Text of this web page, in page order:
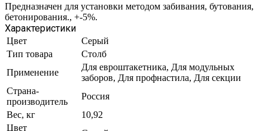
Предназначен для установки методом забивания, бутования,
бетонирования., +-5%.
Характеристики
Цвет
Серый
Тип товара
Столб
Применение
Для евроштакетника, Для модульных
заборов, Для профнастила, Для секции
Страна-
производитель
Россия
Вес, кг
10,92
Цвет